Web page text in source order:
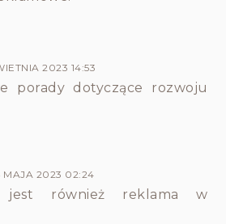
2023 14:53
porady dotyczące rozwoju
MAJA 2023 02:24
jest również reklama w